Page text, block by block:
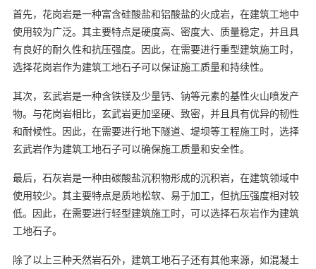
首先，花岗岩是一种富含硅酸盐和铝酸盐的火成岩，在建筑工地中
使用较为广泛。其主要特点是硬度高、密度大、质量稳定，并且具
有良好的耐久性和抗压强度。因此，在需要进行重型建筑施工时，
选择花岗岩作为建筑工地石子可以保证施工质量和持续性。
其次，玄武岩是一种含铁镁及少量钙、钠等元素的基性火山喷发产
物。与花岗岩相比，玄武岩更加坚硬、致密，并且具有优异的韧性
和耐候性。因此，在需要进行地下隧道、堤坝等工程施工时，选择
玄武岩作为建筑工地石子可以确保施工质量和安全性。
最后，石灰岩是一种由碳酸盐沉积物形成的沉积岩，在建筑领域中
使用较少。其主要特点是质地松软、易于加工，但抗压强度相对较
低。因此，在需要进行轻型建筑施工时，可以选择石灰岩作为建筑
工地石子。
除了以上三种天然岩石外，建筑工地石子还有其他来源，如混凝土